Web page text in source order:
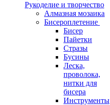
Рукоделие и творчество
Алмазная мозаика
Бисероплетение
Бисер
Пайетки
Стразы
Бусины
Леска,
проволока,
нитки для
бисера
Инструменты